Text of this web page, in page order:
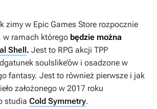
zimy w Epic Games Store rozpocznie
ramach którego będzie można
Shell. Jest to RPG akcji TPP
soulslike’ów i osadzone w
fantasy. Jest to również pierwsze i jak
założonego w 2017 roku
studia Cold Symmetry.